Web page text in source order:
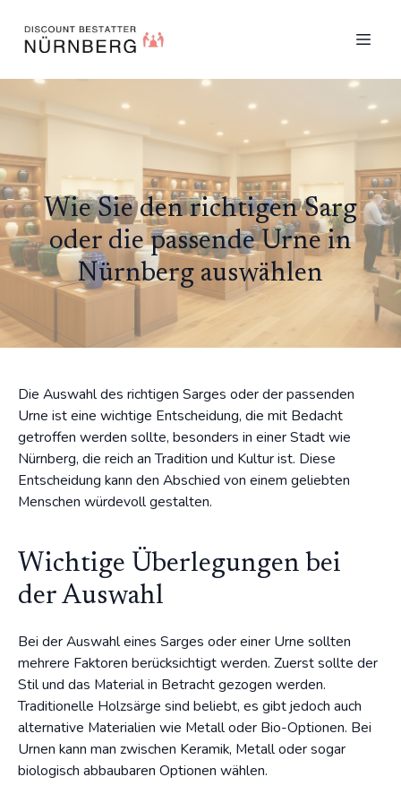
Wie Sie den richtigen Sarg
oder die passende Urne in
Nürnberg auswählen
Die Auswahl des richtigen Sarges oder der passenden
Urne ist eine wichtige Entscheidung, die mit Bedacht
getroffen werden sollte, besonders in einer Stadt wie
Nürnberg, die reich an Tradition und Kultur ist. Diese
Entscheidung kann den Abschied von einem geliebten
Menschen würdevoll gestalten.
Wichtige Überlegungen bei
der Auswahl
Bei der Auswahl eines Sarges oder einer Urne sollten
mehrere Faktoren berücksichtigt werden. Zuerst sollte der
Stil und das Material in Betracht gezogen werden.
Traditionelle Holzsärge sind beliebt, es gibt jedoch auch
alternative Materialien wie Metall oder Bio-Optionen. Bei
Urnen kann man zwischen Keramik, Metall oder sogar
biologisch abbaubaren Optionen wählen.